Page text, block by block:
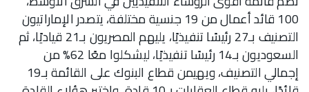
100 قائد أعمال من 19 جنسية مختلفة، يتصدر الإماراتيون
التصنيف بـ27 رئيسًا تنفيذيًا، يليهم المصريون بـ21 قياديًا، ثم
السعوديون بـ14 رئيسًا تنفيذيًا، ليشكلوا معًا 62% من
إجمالي التصنيف، ويهيمن قطاع البنوك على القائمة بـ19